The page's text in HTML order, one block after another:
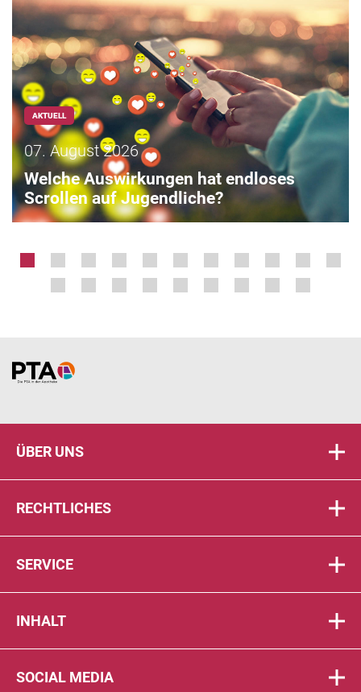
AKTUELL
07. August 2026
Welche Auswirkungen hat endloses
Scrollen auf Jugendliche?
Home
ÜBER UNS
RECHTLICHES
SERVICE
INHALT
SOCIAL MEDIA